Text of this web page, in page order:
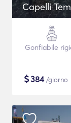
Capelli
Gonfiabile
$384/giorno